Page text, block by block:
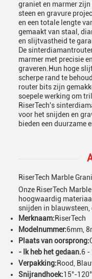
graniet en marmer zijn
steen en gravure
en een totale lengte
gemaakt van staal,
en slijtvastheid te
De
marmer met precisie
graveren.Hun hoge
scherpe rand te
router bits zijn
soepele werking om
RiserTech's
voor het snijden en
bieden een duurzame
RiserTech Marble
Onze RiserTech
hoogwaardig
snijden in blauwsteen,
Merknaam:RiserTech
Modelnummer:6mm,
Plaats van oorsprong:
- Ik heb het gedaan.6 -
Verpakking:Rood,
Snijrandhoek:15°-120°